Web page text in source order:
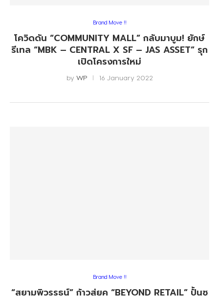
Brand Move !!
โควิดดัน “COMMUNITY MALL” กลับมาบูม! ยักษ์
รีเทล “MBK – CENTRAL X SF – JAS ASSET” รุก
เปิดโครงการใหม่
by WP 16 January 2022
Brand Move !!
“สยามพิวรรธน์” ก้าวสู่ยุค “BEYOND RETAIL” ปั้นซู